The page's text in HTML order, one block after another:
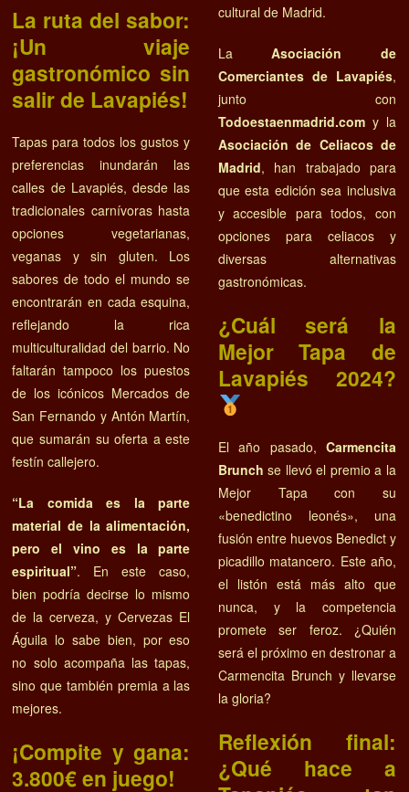
La ruta del sabor:
¡Un viaje
gastronómico sin
salir de Lavapiés!
Tapas para todos los gustos y
preferencias inundarán las
calles de Lavapiés, desde las
tradicionales carnívoras hasta
opciones vegetarianas,
veganas y sin gluten. Los
sabores de todo el mundo se
encontrarán en cada esquina,
reflejando la rica
multiculturalidad del barrio. No
faltarán tampoco los puestos
de los icónicos Mercados de
San Fernando y Antón Martín,
que sumarán su oferta a este
festín callejero.
“La comida es la parte
material de la alimentación,
pero el vino es la parte
espiritual”. En este caso,
bien podría decirse lo mismo
de la cerveza, y Cervezas El
Águila lo sabe bien, por eso
no solo acompaña las tapas,
sino que también premia a las
mejores.
¡Compite y gana:
3.800€ en juego!
cultural de Madrid.
La Asociación de
Comerciantes de Lavapiés,
junto con
Todoestaenmadrid.comy la
Asociación de Celiacos de
Madrid, han trabajado para
que esta edición sea inclusiva
y accesible para todos, con
opciones para celiacos y
diversas alternativas
gastronómicas.
¿Cuál será la
Mejor Tapa de
El año pasado, Carmencita
Brunch se llevó el premio a la
Mejor Tapa con su
«benedictino leonés», una
fusión entre huevos Benedict y
picadillo matancero. Este año,
el listón está más alto que
nunca, y la competencia
promete ser feroz. ¿Quién
será el próximo en destronar a
Carmencita Brunch y llevarse
la gloria?
Reflexión final:
¿Qué hace a